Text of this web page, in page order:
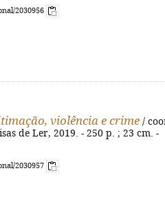
2030956
violência e crime /
de Ler, 2019. - 250 p. ; 23 cm. -
2030957